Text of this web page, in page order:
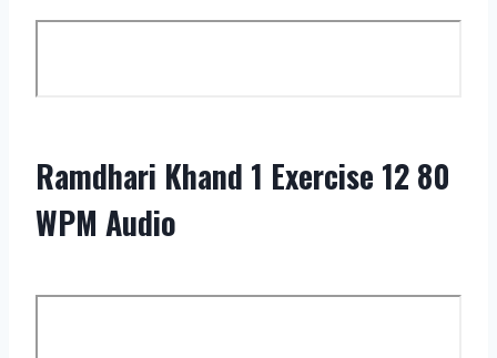
Ramdhari Khand 1 Exercise 12 80
WPM Audio